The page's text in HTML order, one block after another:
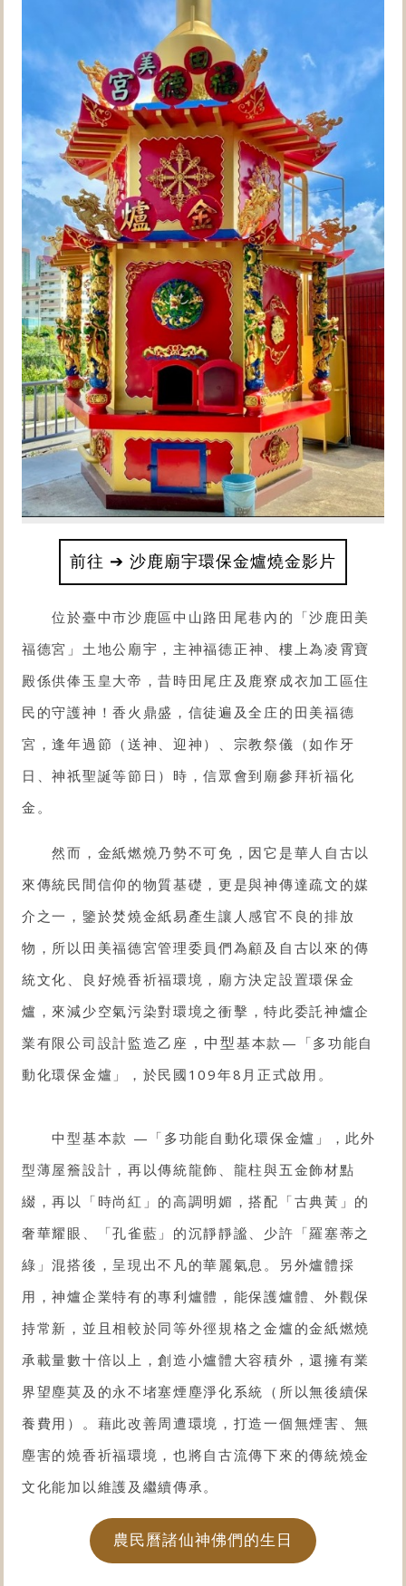
前往 ➔ 沙鹿廟宇環保金爐燒金影片
位於臺中市沙鹿區中山路田尾巷內的「沙鹿田美
福德宮 」土地公廟宇，主神福德正神、樓上為凌霄寶
殿係供俸玉皇大帝，昔時田尾庄及鹿寮成衣加工區住
民的守護神！香火鼎盛，信徒遍及全庄的田美福德
宮，逢年過節（送神、迎神）、宗教祭儀（如作牙
日、神祇聖誕等節日）時，信眾會到廟參拜祈福化
金。
然而，金紙燃燒乃勢不可免，因它是華人自古以
來傳統民間信仰的物質基礎，更是與神傳達疏文的媒
介之一，鑒於焚燒金紙易產生讓人感官不良的排放
物，所以田美福德宮管理委員們為顧及自古以來的傳
統文化、良好燒香祈福環境，廟方決定設置環保金
爐 ，來減少空氣污染對環境之衝擊，特此委託神爐企
業有限公司設計監造乙座 ，中型基本款 —「多功能自
動化環保金爐 」，於民國109年8月正式啟用。
中型基本款 —「多功能自動化環保金爐」，此外
型薄屋簷設計，再以傳統龍飾、龍柱與五金飾材點
綴，再以「時尚紅」的高調明媚，搭配「古典黃」的
奢華耀眼、「孔雀藍」的沉靜靜謐、少許「羅塞蒂之
綠」混搭後，呈現出不凡的華麗氣息。另外爐體採
用，神爐企業特有的專利爐體，能保護爐體、外觀保
持常新，並且相較於同等外徑規格之金爐 的金紙燃燒
承載量數十倍以上，創造小爐體大容積外，還擁有業
界望塵莫及的永不堵塞煙塵淨化系統（所以無後續保
養費用）。藉此改善周遭環境，打造一個無煙害、無
塵害的燒香祈福環境，也將自古流傳下來的傳統燒金
文化能加以維護及繼續傳承。
農民曆諸仙神佛們的生日